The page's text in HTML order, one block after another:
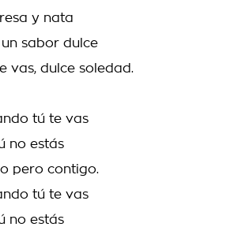
y nata
sabor dulce
vas, dulce soledad.
tú te vas
no estás
pero contigo.
tú te vas
no estás